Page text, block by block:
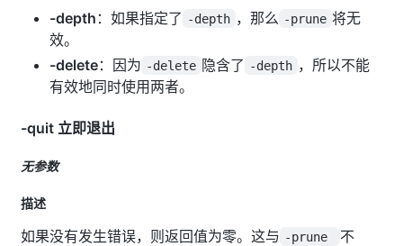
-depth ：如果指定了 -depth ，那么 -prune 将无
效。
-delete：因为 -delete 隐含了 -depth ，所以不能
有效地同时使用两者。
-quit 立即退出
无参数
描述
如果没有发生错误，则返回值为零。这与 -prune
不